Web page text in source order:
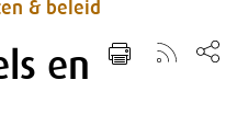
& beleid
en